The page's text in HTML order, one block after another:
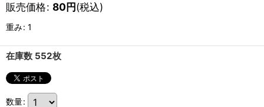
販売価格: 80円(税込)
重み: 1
在庫数 552枚
数量: